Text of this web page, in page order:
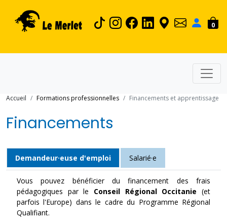
0
Accueil Formations professionnelles Financements et apprentissage
Financements
Demandeur·euse d'emploi Salarié·e
Vous pouvez bénéficier du financement des frais
pédagogiques par le Conseil Régional Occitanie (et
parfois l'Europe) dans le cadre du Programme Régional
Qualifiant.